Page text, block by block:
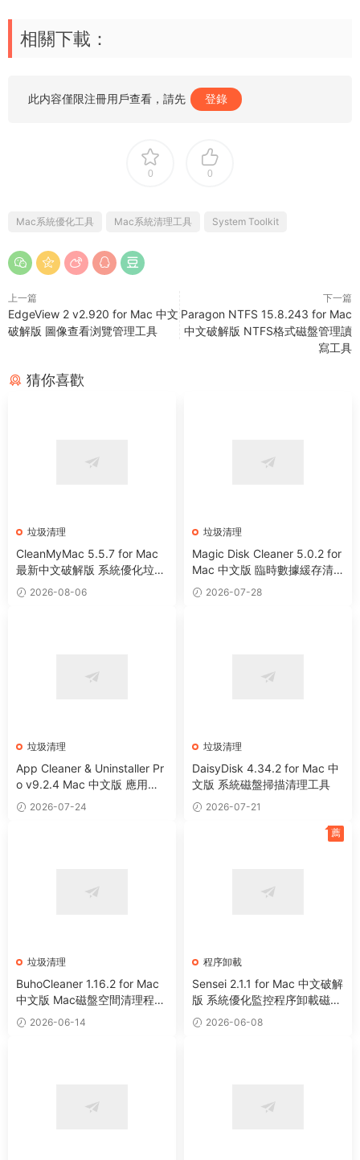
相關下載：
此内容僅限注冊用戶查看，請先 登錄
0 0
Mac系統優化工具 Mac系統清理工具 System Toolkit
上一篇
EdgeView 2 v2.920 for Mac 中文
破解版 圖像查看浏覽管理工具
下一篇
Paragon NTFS 15.8.243 for Mac
中文破解版 NTFS格式磁盤管理讀
寫工具
猜你喜歡
垃圾清理
CleanMyMac 5.5.7 for Mac
最新中文破解版 系統優化垃圾
清理工具
2026-08-06
垃圾清理
Magic Disk Cleaner 5.0.2 for
Mac 中文版 臨時數據緩存清
理工具
2026-07-28
垃圾清理
App Cleaner & Uninstaller Pr
o v9.2.4 Mac 中文版 應用程
序卸載清理工具
2026-07-24
垃圾清理
DaisyDisk 4.34.2 for Mac 中
文版 系統磁盤掃描清理工具
2026-07-21
垃圾清理
BuhoCleaner 1.16.2 for Mac
中文版 Mac磁盤空間清理程序
卸載系統優化工具
2026-06-14
程序卸載
Sensei 2.1.1 for Mac 中文破解
版 系統優化監控程序卸載磁盤
清理工具
2026-06-08
薦